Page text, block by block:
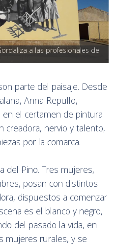
a las profesionales de
parte del paisaje. Desde
Anna Repullo,
el certamen de pintura
creadora, nervio y talento,
por la comarca.
del Pino. Tres mujeres,
posan con distintos
dispuestos a comenzar
es el blanco y negro,
del pasado la vida, en
mujeres rurales, y se